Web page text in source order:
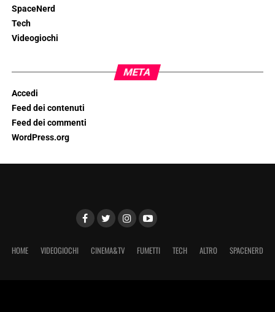
SpaceNerd
Tech
Videogiochi
META
Accedi
Feed dei contenuti
Feed dei commenti
WordPress.org
HOME VIDEOGIOCHI CINEMA&TV FUMETTI TECH ALTRO SPACENERD